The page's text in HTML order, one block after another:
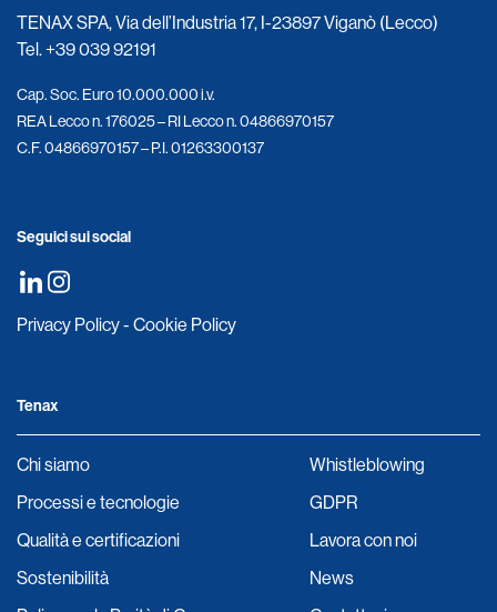
TENAX SPA, Via dell’Industria 17, I-23897 Viganò (Lecco)
Tel.+39 039 92191
Cap. Soc. Euro 10.000.000 i.v.
REA Lecco n. 176025 – RI Lecco n. 04866970157
C.F. 04866970157 – P.I. 01263300137
Seguici sui social
Privacy Policy- Cookie Policy
Tenax
Chi siamo
Processi e tecnologie
Qualità e certificazioni
Sostenibilità
Whistleblowing
GDPR
Lavora con noi
News